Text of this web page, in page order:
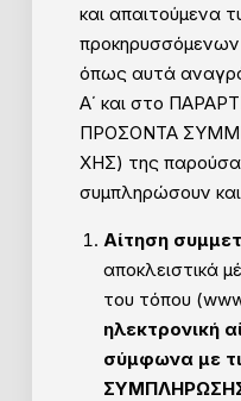
και απαιτούμενα
όπως αυτά
Α΄ και στο
ΠΡΟΣΟΝΤΑ
ΧΗΣ) της
συμπληρώσουν
Αίτηση
αποκλειστικά
του τόπου
ηλεκτρονική
σύμφωνα με